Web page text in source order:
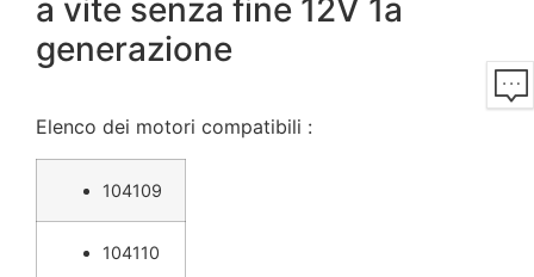
a vite senza fine 12V 1a
generazione
Elenco dei motori compatibili :
104109
104110